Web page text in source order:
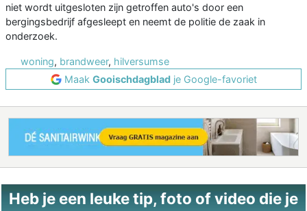
niet wordt uitgesloten zijn getroffen auto's door een
bergingsbedrijf afgesleept en neemt de politie de zaak in
onderzoek.
woning, brandweer, hilversumse
Maak Gooischdagbladje Google-favoriet
Heb je een leuke tip, foto of video die je